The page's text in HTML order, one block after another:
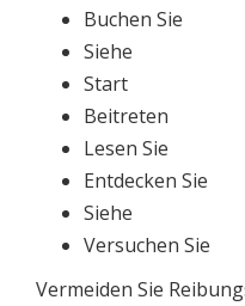
Buchen Sie
Siehe
Start
Beitreten
Lesen Sie
Entdecken Sie
Siehe
Versuchen Sie
Vermeiden Sie